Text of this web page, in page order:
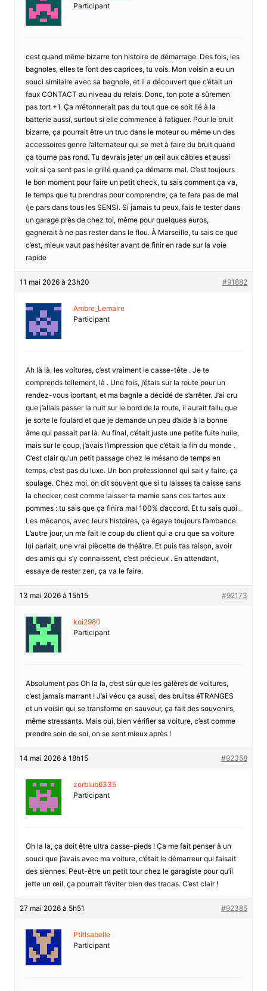
Participant
cest quand même bizarre ton histoire de démarrage. Des fois, les
bagnoles, elles te font des caprices, tu vois. Mon voisin a eu un
souci similaire avec sa bagnole, et il a découvert que c’était un
faux CONTACT au niveau du relais. Donc, ton pote a sûremen
pas tort +1. Ça m’étonnerait pas du tout que ce soit lié à la
batterie aussi, surtout si elle commence à fatiguer. Pour le bruit
bizarre, ça pourrait être un truc dans le moteur ou même un des
accessoires genre l’alternateur qui se met à faire du bruit quand
ça tourne pas rond. Tu devrais jeter un œil aux câbles et aussi
voir si ça sent pas le grillé quand ça démarre mal. C’est toujours
le bon moment pour faire un petit check, tu sais comment ça va,
le temps que tu prendras pour comprendre, ça te fera pas de mal
(je pars dans tous les SENS). Si jamais tu peux, fais le tester dans
un garage près de chez toi, même pour quelques euros,
gagnerait à ne pas rester dans le flou. À Marseille, tu sais ce que
c’est, mieux vaut pas hésiter avant de finir en rade sur la voie
rapide
11 mai 2026 à 23h20 #91882
Ambre_Lemaire
Participant
Ah là là, les voitures, c’est vraiment le casse-tête . Je te
comprends tellement, là . Une fois, j’étais sur la route pour un
rendez-vous iportant, et ma bagnle a décidé de s’arrêter. J’ai cru
que j’allais passer la nuit sur le bord de la route, il aurait fallu que
je sorte le foulard et que je demande un peu d’aide à la bonne
âme qui passait par là. Au final, c’était juste une petite fuite huile,
mais sur le coup, j’avais l’impression que c’était la fin du monde .
C’est clair qu’un petit passage chez le mésano de temps en
temps, c’est pas du luxe. Un bon professionnel qui sait y faire, ça
soulage. Chez moi, on dit souvent que si tu laisses ta caisse sans
la checker, cest comme laisser ta mamie sans ces tartes aux
pommes : tu sais que ça finira mal 100% d’accord. Et tu sais quoi .
Les mécanos, avec leurs histoires, ça égaye toujours l’ambance.
L’autre jour, un m’a fait le coup du client qui a cru que sa voiture
lui parlait, une vrai piècette de théâtre. Et puis t’as raison, avoir
des amis qui s’y connaissent, c’est précieux . En attendant,
essaye de rester zen, ça va le faire.
13 mai 2026 à 15h15 #92173
koi2980
Participant
Absolument pas Oh la la, c’est sûr que les galères de voitures,
c’est jamais marrant ! J’ai vécu ça aussi, des bruitss éTRANGES
et un voisin qui se transforme en sauveur, ça fait des souvenirs,
même stressants. Mais oui, bien vérifier sa voiture, c’est comme
prendre soin de soi, on se sent mieux après !
14 mai 2026 à 18h15 #92358
zorblub6335
Participant
Oh la la, ça doit être ultra casse-pieds ! Ça me fait penser à un
souci que j’avais avec ma voiture, c’était le démarreur qui faisait
des siennes. Peut-être un petit tour chez le garagiste pour qu’il
jette un œil, ça pourrait t’éviter bien des tracas. C’est clair !
27 mai 2026 à 5h51 #92385
PtitIsabelle
Participant